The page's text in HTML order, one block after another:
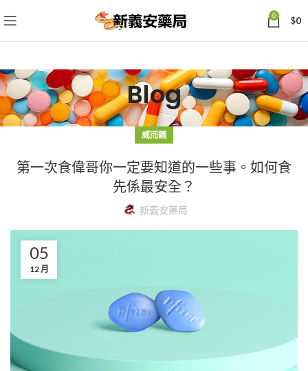
0 $0
Blog
威而鋼
第一次食偉哥你一定要知道的一些事。如何食
先係最安全？
新義安藥局
05
12 月